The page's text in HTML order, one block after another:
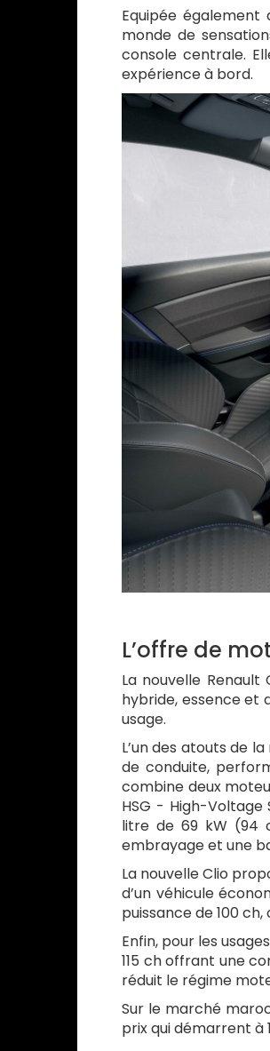
Equipée également
monde de
console centrale.
expérience à bord.
L’offre de
La nouvelle
hybride, essence et
usage.
L’un des atouts de
de conduite,
combine deux
HSG - High-
litre de 69 kW (94
embrayage et une
La nouvelle Clio
d’un véhicule
puissance de 100
Enfin, pour les
115 ch offrant une
réduit le régime
Sur le marché
prix qui démarrent à